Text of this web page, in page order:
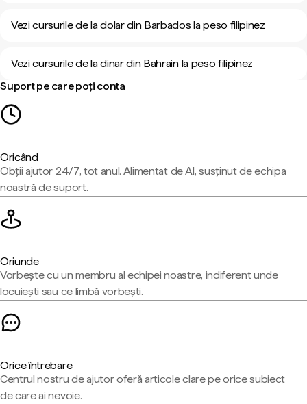
Vezi cursurile de la dolar din Barbados la peso filipinez
Vezi cursurile de la dinar din Bahrain la peso filipinez
Suport pe care poți conta
Oricând
Obții ajutor 24/7, tot anul. Alimentat de AI, susținut de echipa
noastră de suport.
Oriunde
Vorbește cu un membru al echipei noastre, indiferent unde
locuiești sau ce limbă vorbești.
Orice întrebare
Centrul nostru de ajutor oferă articole clare pe orice subiect
de care ai nevoie.